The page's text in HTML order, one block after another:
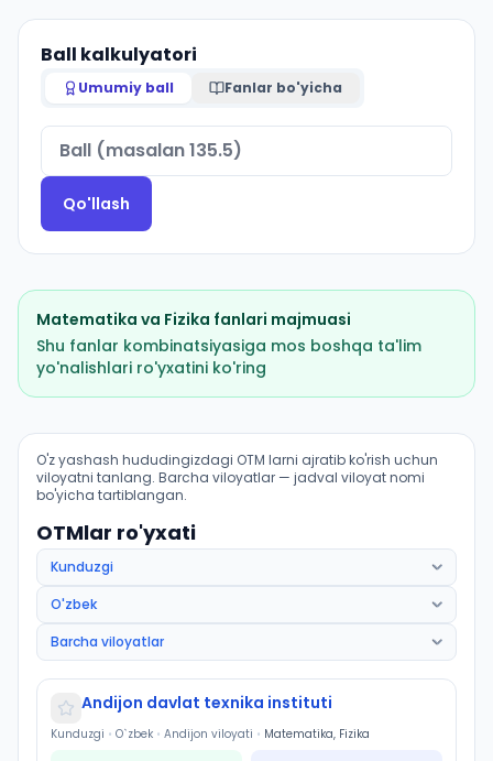
Ball kalkulyatori
Umumiy ball Fanlar bo'yicha
Qo'llash
Matematika va Fizika fanlari majmuasi
Shu fanlar kombinatsiyasiga mos boshqa ta'lim
yo'nalishlari ro'yxatini ko'ring
Yengil sanoat muhandisligi: OTM lar bo'yicha kirish
O'z yashash hududingizdagi OTM larni ajratib ko'rish uchun
viloyatni tanlang. Barcha viloyatlar — jadval viloyat nomi
bo'yicha tartiblangan.
OTMlar ro'yxati
Andijon davlat texnika instituti
Kunduzgi • O`zbek • Andijon viloyati • Matematika, Fizika